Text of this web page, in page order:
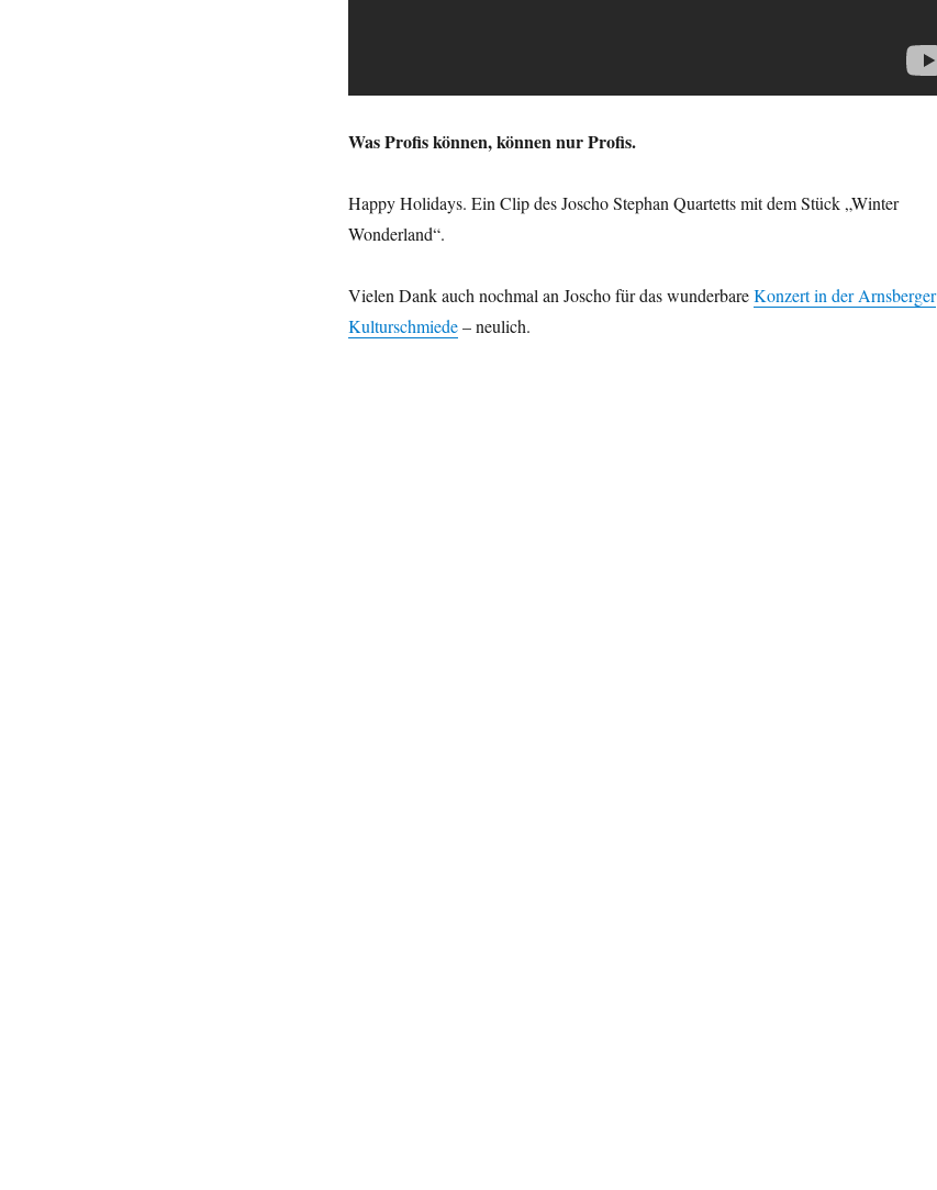
Was Profis können, können nur Profis.
Happy Holidays. Ein Clip des Joscho Stephan Quartetts mit dem Stück „Winter
Wonderland“.
Vielen Dank auch nochmal an Joscho für das wunderbareKonzert in der Arnsberger
Kulturschmiede– neulich.